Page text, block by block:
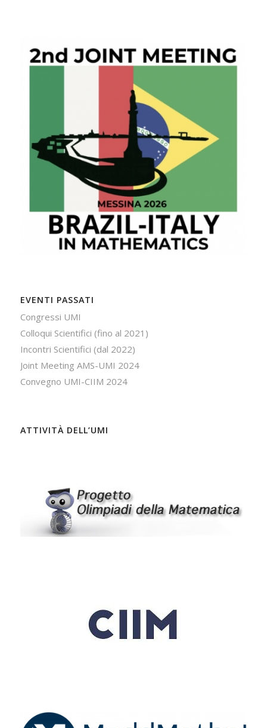
EVENTI PASSATI
Congressi UMI
Colloqui Scientifici (fino al 2021)
Incontri Scientifici (dal 2022)
Joint Meeting AMS-UMI 2024
Convegno UMI-CIIM 2024
ATTIVITÀ DELL’UMI